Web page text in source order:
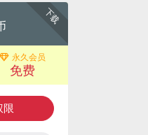
下载
永久会员
免费
限